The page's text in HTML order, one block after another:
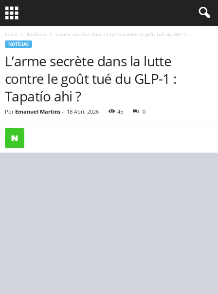
Início Notícias L’arme secrète dans la lutte contre le goût tué du GLP-1 :...
NOTÍCIAS
L’arme secrète dans la lutte
contre le goût tué du GLP-1 :
Tapatío ahi ?
Por Emanuel Martins - 18 Abril 2026 45 0